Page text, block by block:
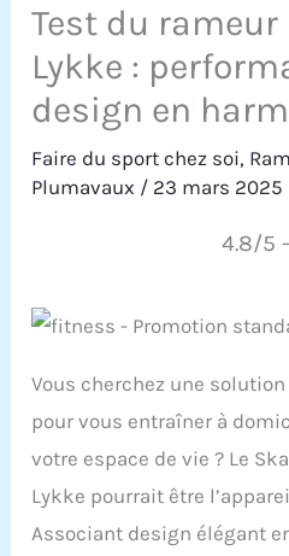
Test du
Lykke :
design en
Faire du sport chez soi,
Plumavaux / 23 mars 2025
4.8/5
Vous cherchez une
pour vous entraîner à
votre espace de vie ? Le
Lykke pourrait être
Associant design élégant